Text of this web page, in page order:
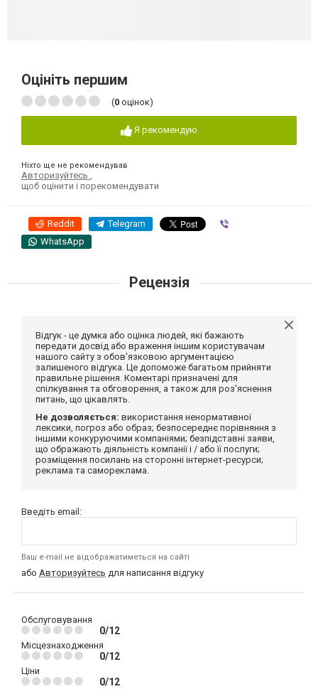
Оцініть першим
(0 оцінок)
Я рекомендую
Ніхто ще не рекомендував
Авторизуйтесь
щоб оцінити і порекомендувати
Reddit Telegram
WhatsApp
Рецензія
Відгук - це думка або оцінка людей, які бажають
передати досвід або враження іншим користувачам
нашого сайту з обов'язковою аргументацією
залишеного відгука. Це допоможе багатьом прийняти
правильне рішення. Коментарі призначені для
спілкування та обговорення, а також для роз'яснення
питань, що цікавлять.
Не дозволяється: використання ненормативної
лексики, погроз або образ; безпосереднє порівняння з
іншими конкуруючими компаніями; безпідставні заяви,
що ображають діяльність компанії і / або її послуги;
розміщення посилань на сторонні інтернет-ресурси;
реклама та самореклама.
Введіть email:
Ваш e-mail не відображатиметься на сайті
або Авторизуйтесь для написання відгуку
Обслуговування
0/12
Місцезнаходження
0/12
Ціни
0/12